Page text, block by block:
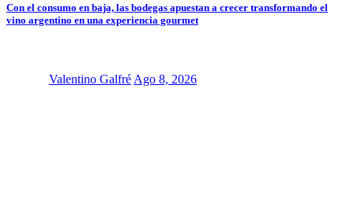
Con el consumo en baja, las bodegas apuestan a crecer transformando el
vino argentino en una experiencia gourmet
Valentino Galfré Ago 8, 2026